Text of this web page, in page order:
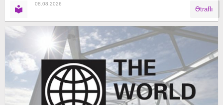
08.08.2026
Ətraflı